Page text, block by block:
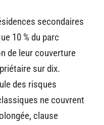
secondaires
10 % du parc
de leur couverture
sur dix.
des risques
ne couvrent
clause